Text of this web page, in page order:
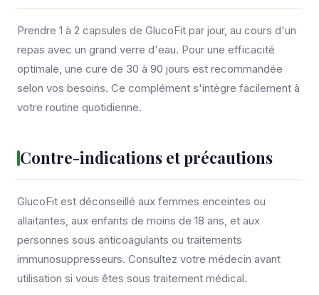
Prendre 1 à 2 capsules de GlucoFit par jour, au cours d'un
repas avec un grand verre d'eau. Pour une efficacité
optimale, une cure de 30 à 90 jours est recommandée
selon vos besoins. Ce complément s'intègre facilement à
votre routine quotidienne.
Contre-indications et précautions
GlucoFit est déconseillé aux femmes enceintes ou
allaitantes, aux enfants de moins de 18 ans, et aux
personnes sous anticoagulants ou traitements
immunosuppresseurs. Consultez votre médecin avant
utilisation si vous êtes sous traitement médical.